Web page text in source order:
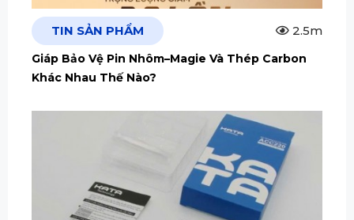
TIN SẢN PHẨM 2.5m
Giáp Bảo Vệ Pin Nhôm–Magie Và Thép Carbon
Khác Nhau Thế Nào?